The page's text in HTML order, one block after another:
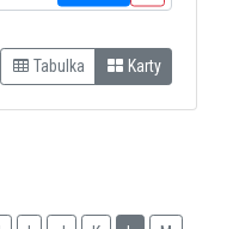
Tabulka Karty